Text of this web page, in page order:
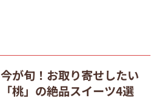
今が旬！お取り寄せしたい
「桃」の絶品スイーツ4選